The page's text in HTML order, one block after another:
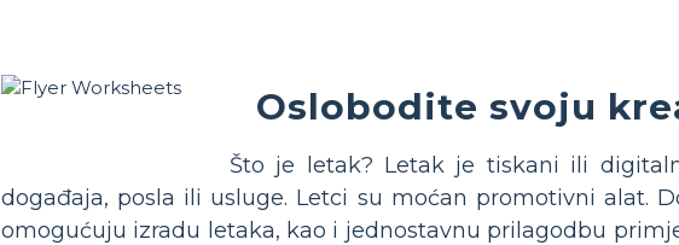
Oslobodite svoju
Što je letak? Letak je tiskani ili
događaja, posla ili usluge. Letci su moćan promotivni alat.
omogućuju izradu letaka, kao i jednostavnu prilagodbu